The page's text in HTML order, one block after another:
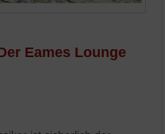
Eames Lounge